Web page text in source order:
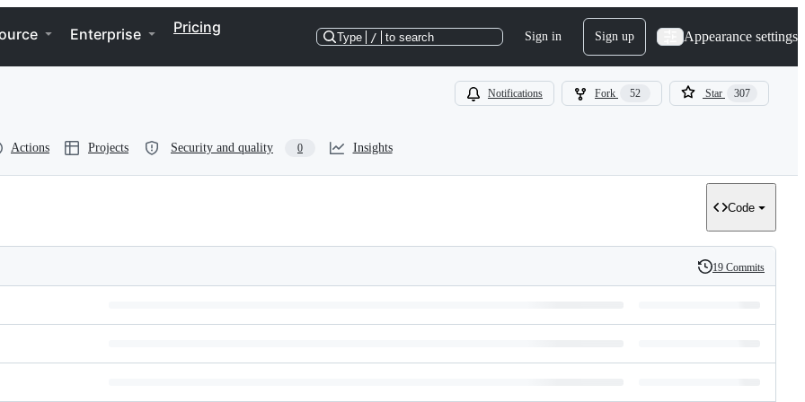
Enterprise Pricing
Type / to search Sign in Sign up Appearance settings
Notifications Fork 52 Star 307
Actions Projects Security and quality 0 Insights
Code
History
19 Commits